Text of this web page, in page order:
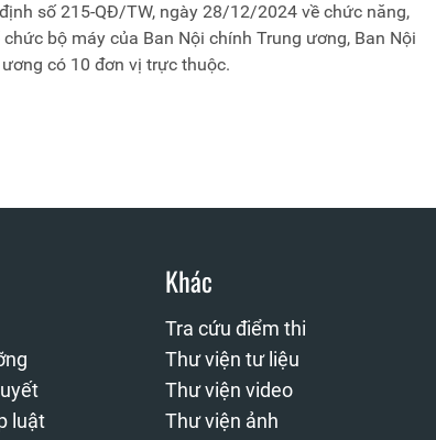
số 215-QĐ/TW, ngày 28/12/2024 về chức năng,
chức bộ máy của Ban Nội chính Trung ương, Ban Nội
có 10 đơn vị trực thuộc.
luật
Khác
Tra cứu điểm thi
Thư viện tư liệu
Thư viện video
Thư viện ảnh